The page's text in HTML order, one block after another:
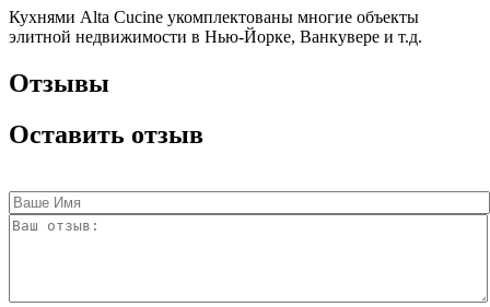
Кухнями Alta Cucine укомплектованы многие объекты
элитной недвижимости в Нью-Йорке, Ванкувере и т.д.
Отзывы
Оставить отзыв